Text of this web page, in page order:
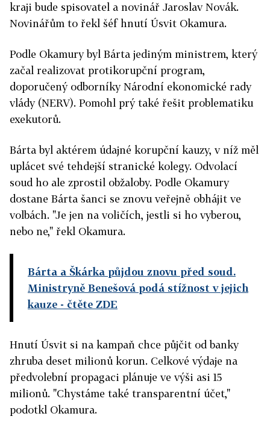
kraji bude spisovatel a novinář Jaroslav Novák.
Novinářům to řekl šéf hnutí Úsvit Okamura.
Podle Okamury byl Bárta jediným ministrem, který
začal realizovat protikorupční program,
doporučený odborníky Národní ekonomické rady
vlády (NERV). Pomohl prý také řešit problematiku
exekutorů.
Bárta byl aktérem údajné korupční kauzy, v níž měl
uplácet své tehdejší stranické kolegy. Odvolací
soud ho ale zprostil obžaloby. Podle Okamury
dostane Bárta šanci se znovu veřejně obhájit ve
volbách. "Je jen na voličích, jestli si ho vyberou,
nebo ne," řekl Okamura.
Bárta a Škárka půjdou znovu před soud.
Ministryně Benešová podá stížnost v jejich
kauze - čtěte ZDE
Hnutí Úsvit si na kampaň chce půjčit od banky
zhruba deset milionů korun. Celkové výdaje na
předvolební propagaci plánuje ve výši asi 15
milionů. "Chystáme také transparentní účet,"
podotkl Okamura.